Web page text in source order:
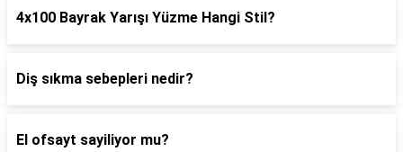
4x100 Bayrak Yarışı Yüzme Hangi Stil?
Diş sıkma sebepleri nedir?
El ofsayt sayiliyor mu?